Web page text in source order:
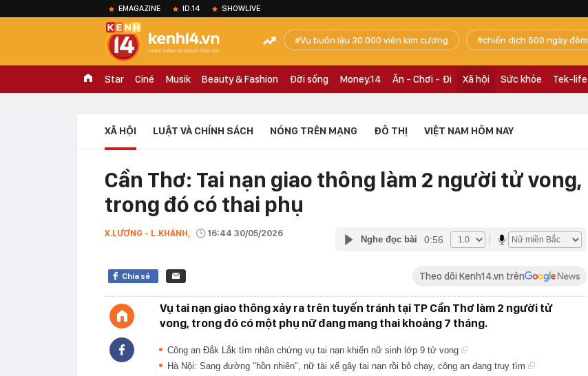
EMAGAZINE ID.14 SHOWLIVE
Vụ buôn lậu 30.000 viên kim cương chiến dịch 500 ngày đêm
Star Ciné Musik Beauty & Fashion Đời sống Money.14 Ăn - Chơi - Đi Xã hội Sức khỏe Tek-life
XÃ HỘI LUẬT VÀ CHÍNH SÁCH NÓNG TRÊN MẠNG ĐÔ THỊ VIỆT NAM HÔM NAY
Cần Thơ: Tai nạn giao thông làm 2 người tử vong,
trong đó có thai phụ
X.LƯƠNG - L.KHÁNH, 16:44 30/05/2026
Nghe đọc bài 0:56
Chia sẻ Theo dõi Kenh14.vn trên
Vụ tai nạn giao thông xảy ra trên tuyến tránh tại TP Cần Thơ làm 2 người tử
vong, trong đó có một phụ nữ đang mang thai khoảng 7 tháng.
Công an Đắk Lắk tìm nhân chứng vụ tai nạn khiến nữ sinh lớp 9 tử vong
Hà Nội: Sang đường "hồn nhiên", nữ tài xế gây tai nạn rồi bỏ chạy, công an đang truy tìm